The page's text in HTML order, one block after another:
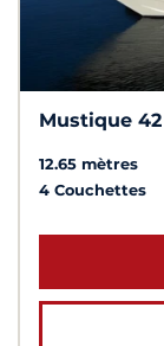
Mustique 42
12.65 mètres
4 Couchettes